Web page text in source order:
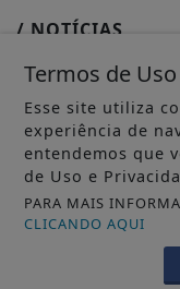
/ NOTÍCIAS
MUNICÍPIOS GERAL
MACAPÁ
SANTANA
OIAPOQUE
Termos de
Esse site utiliza
experiência de
entendemos que
de Uso e
PARA MAIS
CLICANDO AQUI